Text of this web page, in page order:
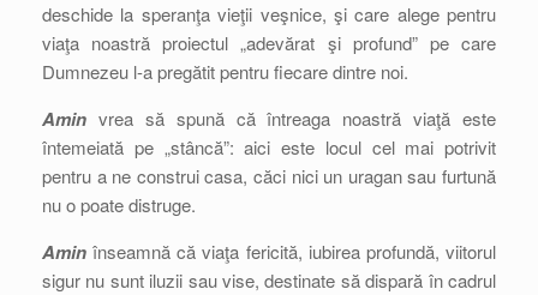
deschide la speranţa vieţii veşnice, şi care alege pentru
viaţa noastră proiectul „adevărat şi profund” pe care
Dumnezeu l-a pregătit pentru fiecare dintre noi.
Amin vrea să spună că întreaga noastră viaţă este
întemeiată pe „stâncă”: aici este locul cel mai potrivit
pentru a ne construi casa, căci nici un uragan sau furtună
nu o poate distruge.
Amin înseamnă că viaţa fericită, iubirea profundă, viitorul
sigur nu sunt iluzii sau vise, destinate să dispară în cadrul